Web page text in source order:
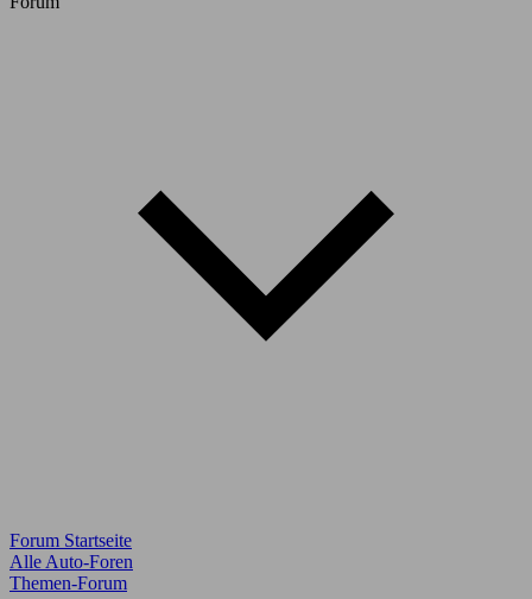
Forum Startseite
Alle Auto-Foren
Themen-Forum